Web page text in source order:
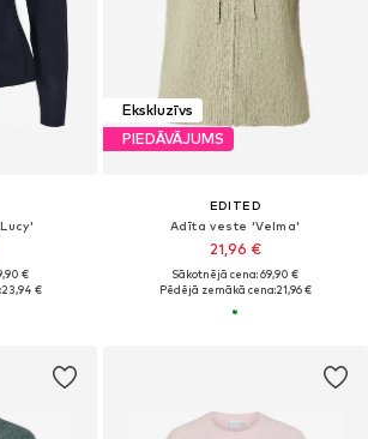
€
23,94 €
Ekskluzīvs
PIEDĀVĀJUMS
EDITED
Adīta veste 'Velma'
21,96 €
Sākotnējā cena: 69,90 €
Pēdējā zemākā cena:21,96 €